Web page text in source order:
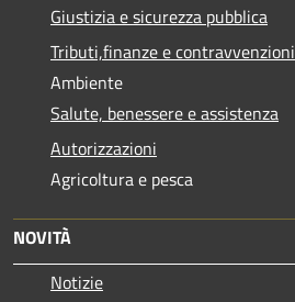
Giustizia e sicurezza pubblica
Tributi,finanze e contravvenzioni
Ambiente
Salute, benessere e assistenza
Autorizzazioni
Agricoltura e pesca
NOVITÀ
Notizie